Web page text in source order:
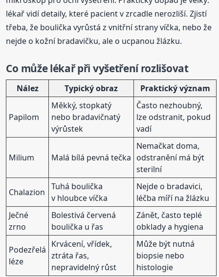
lékař vidí detaily, které pacient v zrcadle nerozliší. Zjistí
třeba, že boulička vyrůstá z vnitřní strany víčka, nebo že
nejde o kožní bradavičku, ale o ucpanou žlázku.
Co může lékař při vyšetření rozlišovat
Nález Typický obraz Praktický význam
Papilom
Měkký, stopkatý
nebo bradavičnatý
výrůstek
Často nezhoubný,
lze odstranit, pokud
vadí
Milium Malá bílá pevná tečka
Nemačkat doma,
odstranění má být
sterilní
Chalazion
Tuhá boulička
v hloubce víčka
Nejde o bradavici,
léčba míří na žlázku
Ječné
zrno
Bolestivá červená
boulička u řas
Zánět, často teplé
obklady a hygiena
Podezřelá
léze
Krvácení, vřídek,
ztráta řas,
nepravidelný růst
Může být nutná
biopsie nebo
histologie